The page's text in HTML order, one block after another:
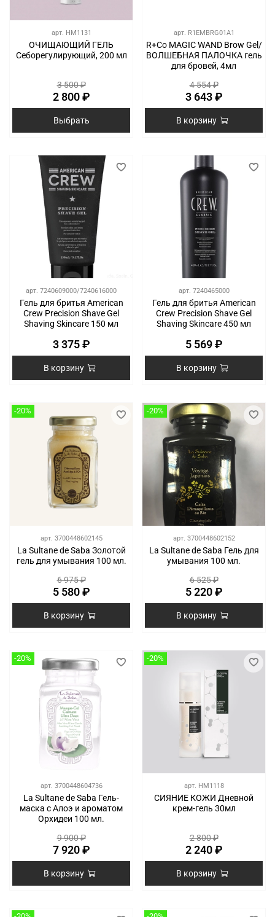
арт. HM1131
ОЧИЩАЮЩИЙ ГЕЛЬ
Себорегулирующий, 200 мл
3 500 ₽
2 800 ₽
Выбрать
арт. R1EMBRG01A1
R+Co MAGIC WAND Brow Gel/
ВОЛШЕБНАЯ ПАЛОЧКА гель
для бровей, 4мл
4 554 ₽
3 643 ₽
В корзину
арт. 7240609000/7240616000
Гель для бритья American
Crew Precision Shave Gel
Shaving Skincare 150 мл
3 375 ₽
В корзину
арт. 7240465000
Гель для бритья American
Crew Precision Shave Gel
Shaving Skincare 450 мл
5 569 ₽
В корзину
-20%
арт. 3700448602145
La Sultane de Saba Золотой
гель для умывания 100 мл.
6 975 ₽
5 580 ₽
В корзину
-20%
арт. 3700448602152
La Sultane de Saba Гель для
умывания 100 мл.
6 525 ₽
5 220 ₽
В корзину
-20%
арт. 3700448604736
La Sultane de Saba Гель-
маска с Алоэ и ароматом
Орхидеи 100 мл.
9 900 ₽
7 920 ₽
В корзину
-20%
арт. HM1118
СИЯНИЕ КОЖИ Дневной
крем-гель 30мл
2 800 ₽
2 240 ₽
В корзину